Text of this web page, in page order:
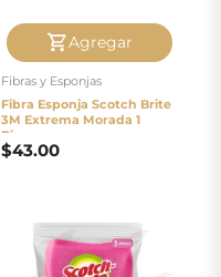
Agregar
Fibras y Esponjas
Fibra Esponja Scotch Brite
3M Extrema Morada 1
Pieza
$43.00